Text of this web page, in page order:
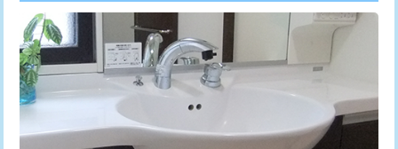
廃棄・処分 現場見積
※給水管工事は20mmまでの価格です。
業)
給水管工事※（塩ビ管（VP・HI）使
用/3ｍまで)
33,000円
給水管工事※（塩ビ管（VP・HI）使
用（追加）/3ｍ超え)
追加トーラー機使用/3m超え +3,300円
カメラ調査 33,000円
桝清掃
止水・漏水調査・防水処理・清掃・修
11,000円